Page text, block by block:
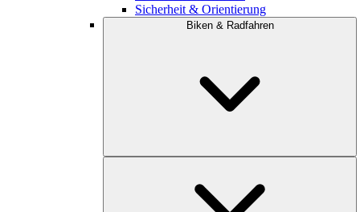
Sicherheit & Orientierung
Biken & Radfahren